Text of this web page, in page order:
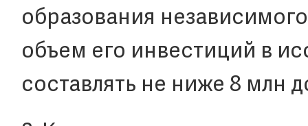
образования
объем его инвестиций в
составлять не ниже 8 млн